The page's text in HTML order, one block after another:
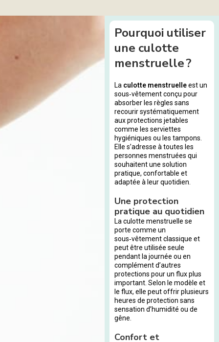
Pourquoi utiliser
une culotte
menstruelle ?
La culotte menstruelleest un
sous‑vêtement conçu pour
absorber les règles sans
recourir systématiquement
aux protections jetables
comme les serviettes
hygiéniques ou les tampons.
Elle s’adresse à toutes les
personnes menstruées qui
souhaitent une solution
pratique, confortable et
adaptée à leur quotidien.
Une protection
pratique au quotidien
La culotte menstruelle se
porte comme un
sous‑vêtement classique et
peut être utilisée seule
pendant la journée ou en
complément d’autres
protections pour un flux plus
important. Selon le modèle et
le flux, elle peut offrir plusieurs
heures de protection sans
sensation d’humidité ou de
gêne.
Confort et